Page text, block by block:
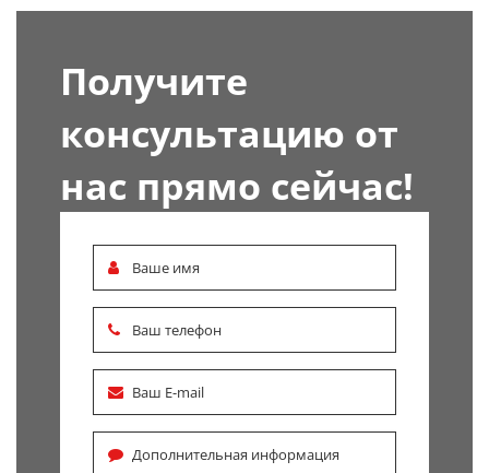
Получите
консультацию от
нас прямо сейчас!